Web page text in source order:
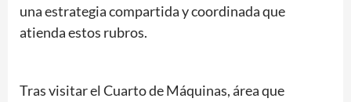
una estrategia compartida y coordinada que
atienda estos rubros.
Tras visitar el Cuarto de Máquinas, área que